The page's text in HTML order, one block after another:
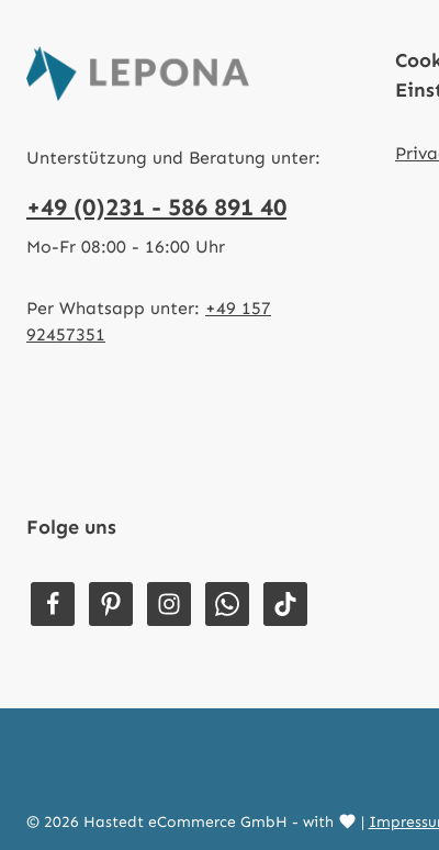
Unterstützung und Beratung unter:
+49 (0)231 - 586 891 40
Mo-Fr 08:00 - 16:00 Uhr
Per Whatsapp unter: +49 157
92457351
Folge uns
© 2026 Hastedt eCommerce GmbH - with |